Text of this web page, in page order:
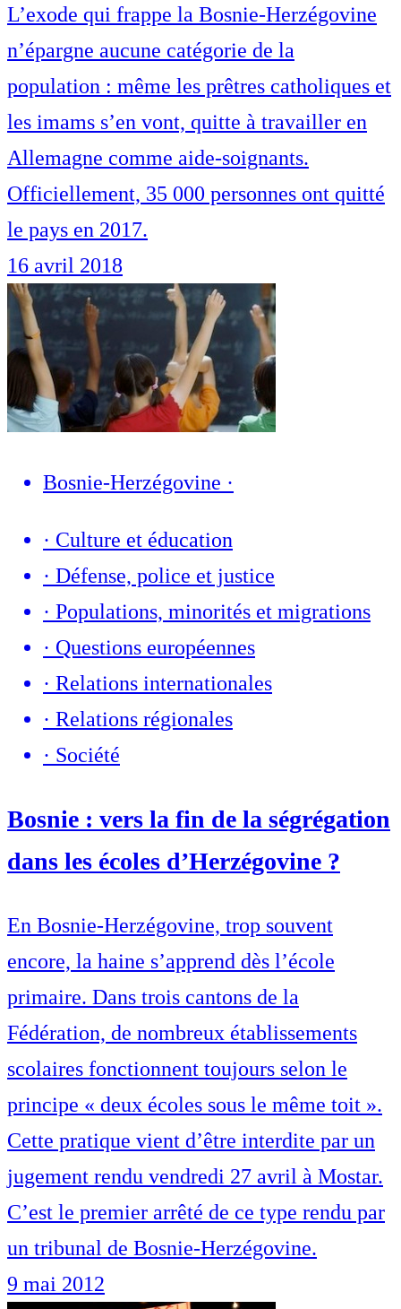
L’exode qui frappe la Bosnie-Herzégovine
n’épargne aucune catégorie de la
population : même les prêtres catholiques et
les imams s’en vont, quitte à travailler en
Allemagne comme aide-soignants.
Officiellement, 35 000 personnes ont quitté
le pays en 2017.
16 avril 2018
Bosnie-Herzégovine ·
· Culture et éducation
· Défense, police et justice
· Populations, minorités et migrations
· Questions européennes
· Relations internationales
· Relations régionales
· Société
Bosnie : vers la fin de la ségrégation
dans les écoles d’Herzégovine ?
En Bosnie-Herzégovine, trop souvent
encore, la haine s’apprend dès l’école
primaire. Dans trois cantons de la
Fédération, de nombreux établissements
scolaires fonctionnent toujours selon le
principe « deux écoles sous le même toit ».
Cette pratique vient d’être interdite par un
jugement rendu vendredi 27 avril à Mostar.
C’est le premier arrêté de ce type rendu par
un tribunal de Bosnie-Herzégovine.
9 mai 2012